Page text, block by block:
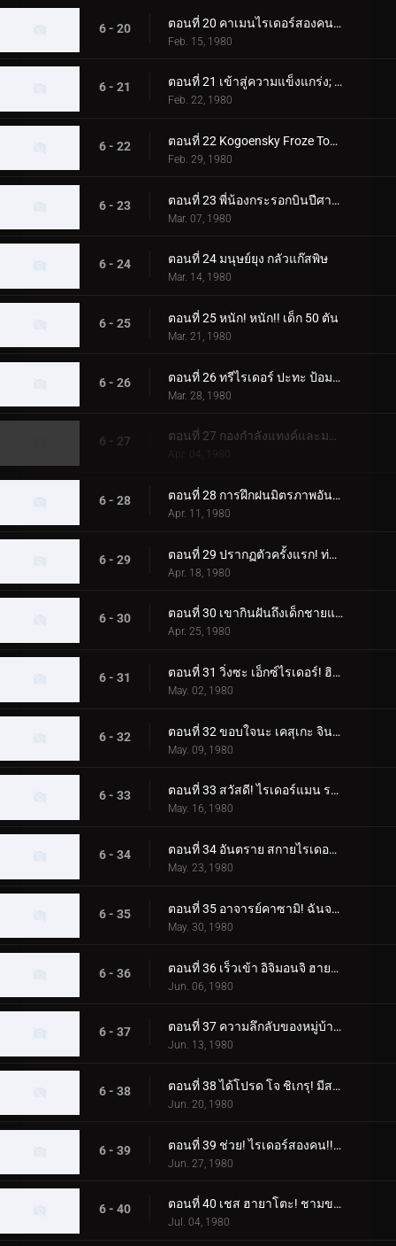
6 - 20 ตอนที่ 20 คาเมนไรเดอร์สองคนซึ่งเป็นอีกคนหนึ่ง
Feb. 15, 1980
6 - 21 ตอนที่ 21 เข้าสู่ความแข็งแกร่ง; สองคนขี่ปะทะ สัตว์ประหลาดที่น่าเกรงขามสองตัว
Feb. 22, 1980
6 - 22 ตอนที่ 22 Kogoensky Froze Tokyo 5 วินาทีที่แล้ว
Feb. 29, 1980
6 - 23 ตอนที่ 23 พี่น้องกระรอกบินปีศาจและนักขี่สองคน
Mar. 07, 1980
6 - 24 ตอนที่ 24 มนุษย์ยุง กลัวแก๊สพิษ
Mar. 14, 1980
6 - 25 ตอนที่ 25 หนัก! หนัก!! เด็ก 50 ตัน
Mar. 21, 1980
6 - 26 ตอนที่ 26 ทรีไรเดอร์ ปะทะ ป้อมปราการโรงเรียนของนีโอช็อคเกอร์
Mar. 28, 1980
6 - 27 ตอนที่ 27 กองกำลังแทงค์และมอนสเตอร์ เจเนอเรชั่นที่ 2 เต็มกำลังของนักขี่ทั้งแปดคน
Apr. 04, 1980
6 - 28 ตอนที่ 28 การฝึกฝนมิตรภาพอันยิ่งใหญ่ของนักขี่ทั้งแปด
Apr. 11, 1980
6 - 29 ตอนที่ 29 ปรากฏตัวครั้งแรก! ท่าจบที่เสริมความแข็งแกร่งของ Skyrider
Apr. 18, 1980
6 - 30 ตอนที่ 30 เขากินฝันถึงเด็กชายแปลกหน้าที่มาจากอเมซอน
Apr. 25, 1980
6 - 31 ตอนที่ 31 วิ่งซะ เอ็กซ์ไรเดอร์! ฮิโรชิ สึคุบะ! อย่าตาย!!
May. 02, 1980
6 - 32 ตอนที่ 32 ขอบใจนะ เคสุเกะ จิน! ทิ้งการโจมตีครั้งสุดท้ายไว้ที่ฉัน!!
May. 09, 1980
6 - 33 ตอนที่ 33 สวัสดี! ไรเดอร์แมน ระวังเนซึระแมนด้วย
May. 16, 1980
6 - 34 ตอนที่ 34 อันตราย สกายไรเดอร์! เขามาแล้ว! คาซามิ ชิโระ!!
May. 23, 1980
6 - 35 ตอนที่ 35 อาจารย์คาซามิ! ฉันจะจับแก๊งปลาหมึกยักษ์!!
May. 30, 1980
6 - 36 ตอนที่ 36 เร็วเข้า อิจิมอนจิ ฮายาโตะ! ช่วยคนติดต้นไม้!!
Jun. 06, 1980
6 - 37 ตอนที่ 37 ความลึกลับของหมู่บ้านนาคีรี! ฮิโรชิติดอยู่บนต้นไม้ด้วยหรือเปล่า
Jun. 13, 1980
6 - 38 ตอนที่ 38 ได้โปรด โจ ชิเกรุ! มีสถานที่ฝึกบังคับบัญชาที่มีเงินเดือนหนึ่งล้านเยน
Jun. 20, 1980
6 - 39 ตอนที่ 39 ช่วย! ไรเดอร์สองคน!! แม่กลายเป็นปีศาจ
Jun. 27, 1980
6 - 40 ตอนที่ 40 เชส ฮายาโตะ! ชามของกัปปะบินผ่านท้องฟ้า
Jul. 04, 1980